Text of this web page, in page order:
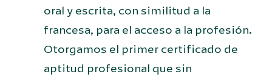
oral y escrita, con similitud a la
francesa, para el acceso a la profesión.
Otorgamos el primer certificado de
aptitud profesional que sin